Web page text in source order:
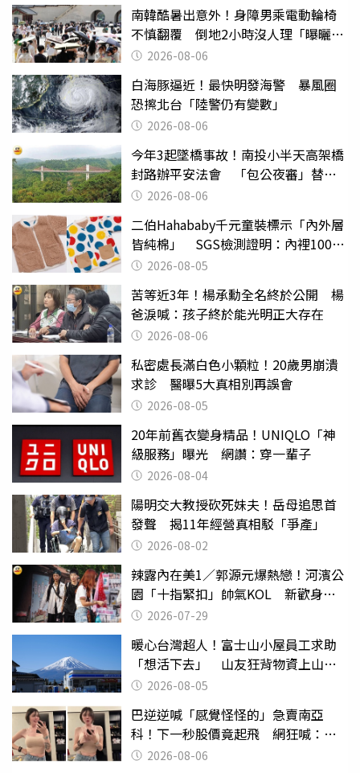
南韓酷暑出意外！身障男乘電動輪椅
不慎翻覆 倒地2小時沒人理「曝曬
亡」2026-08-06
白海豚逼近！最快明發海警 暴風圈
恐擦北台「陸警仍有變數」
2026-08-06
今年3起墜橋事故！南投小半天高架橋
封路辦平安法會 「包公夜審」替亡
魂伸冤
2026-08-06
二伯Hahababy千元童裝標示「內外層
皆純棉」 SGS檢測證明：內裡100%
聚酯纖維
2026-08-05
苦等近3年！楊承勳全名終於公開 楊
爸淚喊：孩子終於能光明正大存在
2026-08-06
私密處長滿白色小顆粒！20歲男崩潰
求診 醫曝5大真相別再誤會
2026-08-05
20年前舊衣變身精品！UNIQLO「神
級服務」曝光 網讚：穿一輩子
2026-08-04
陽明交大教授砍死妹夫！岳母追思首
發聲 揭11年經營真相駁「爭產」
2026-08-02
辣露內在美1／郭源元爆熱戀！河濱公
園「十指緊扣」帥氣KOL 新歡身份
曝光2026-07-29
暖心台灣超人！富士山小屋員工求助
「想活下去」 山友狂背物資上山：
台灣真的是寶島
2026-08-05
巴逆逆喊「感覺怪怪的」急賣南亞
科！下一秒股價竟起飛 網狂喊：大V
天龍2026-08-06